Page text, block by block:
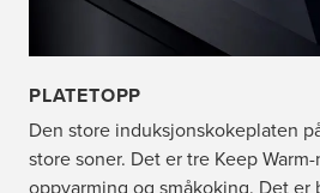
PLATETOPP
Den store induksjonskokeplaten
store soner. Det er tre Keep
oppvarming og småkoking. Det er